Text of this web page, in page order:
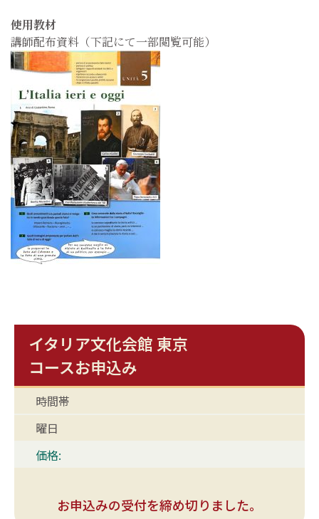
使用教材
講師配布資料（下記にて一部閲覧可能）
イタリア文化会館 東京
コースお申込み
時間帯
曜日
価格:
お申込みの受付を締め切りました。